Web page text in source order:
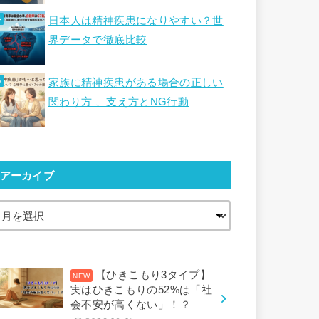
日本人は精神疾患になりやすい？世
界データで徹底比較
家族に精神疾患がある場合の正しい
関わり方 、支え方とNG行動
アーカイブ
【ひきこもり3タイプ】
実はひきこもりの52%は「社
会不安が高くない」！？